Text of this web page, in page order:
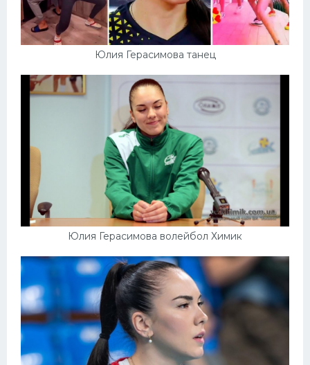
Юлия Герасимова танец
Юлия Герасимова волейбол Химик